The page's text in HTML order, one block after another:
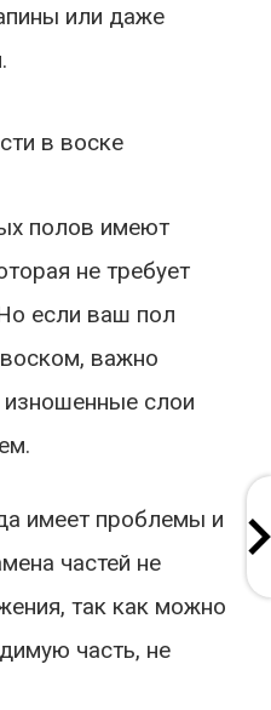
или даже
в воске
полов имеют
не требует
если ваш пол
важно
изношенные слои
имеет проблемы и
частей не
так как можно
часть, не